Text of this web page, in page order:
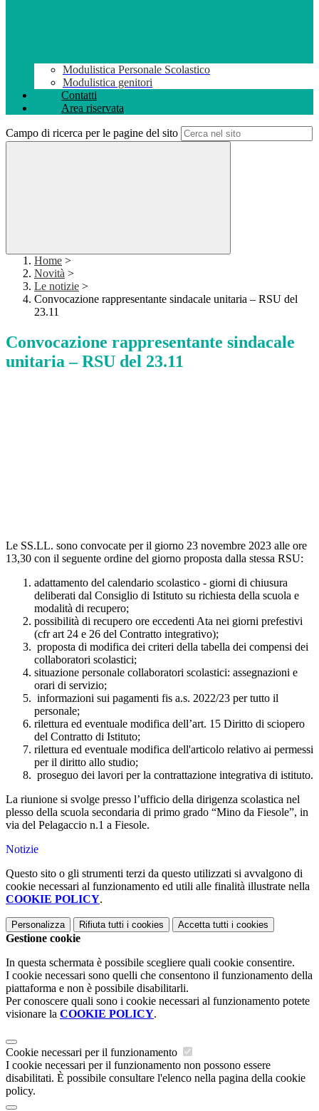
Modulistica Personale Scolastico
Modulistica genitori
Contatti
Area riservata
Campo di ricerca per le pagine del sito
Home >
Novità >
Le notizie >
Convocazione rappresentante sindacale unitaria – RSU del
23.11
Convocazione rappresentante sindacale
unitaria – RSU del 23.11
Le SS.LL. sono convocate per il giorno 23 novembre 2023 alle ore
13,30 con il seguente ordine del giorno proposta dalla stessa RSU:
adattamento del calendario scolastico - giorni di chiusura
deliberati dal Consiglio di Istituto su richiesta della scuola e
modalità di recupero;
possibilità di recupero ore eccedenti Ata nei giorni prefestivi
(cfr art 24 e 26 del Contratto integrativo);
proposta di modifica dei criteri della tabella dei compensi dei
collaboratori scolastici;
situazione personale collaboratori scolastici: assegnazioni e
orari di servizio;
informazioni sui pagamenti fis a.s. 2022/23 per tutto il
personale;
rilettura ed eventuale modifica dell’art. 15 Diritto di sciopero
del Contratto di Istituto;
rilettura ed eventuale modifica dell'articolo relativo ai permessi
per il diritto allo studio;
proseguo dei lavori per la contrattazione integrativa di istituto.
La riunione si svolge presso l’ufficio della dirigenza scolastica nel
plesso della scuola secondaria di primo grado “Mino da Fiesole”, in
via del Pelagaccio n.1 a Fiesole.
Notizie
Questo sito o gli strumenti terzi da questo utilizzati si avvalgono di
cookie necessari al funzionamento ed utili alle finalità illustrate nella
COOKIE POLICY.
Personalizza Rifiuta tutti i cookies Accetta tutti i cookies
Gestione cookie
In questa schermata è possibile scegliere quali cookie consentire.
I cookie necessari sono quelli che consentono il funzionamento della
piattaforma e non è possibile disabilitarli.
Per conoscere quali sono i cookie necessari al funzionamento potete
visionare la COOKIE POLICY.
Cookie necessari per il funzionamento
I cookie necessari per il funzionamento non possono essere
disabilitati. È possibile consultare l'elenco nella pagina della cookie
policy.